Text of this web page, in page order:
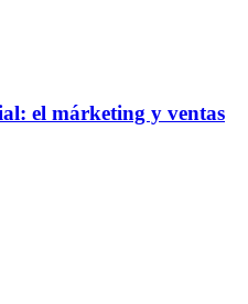
el márketing y ventas